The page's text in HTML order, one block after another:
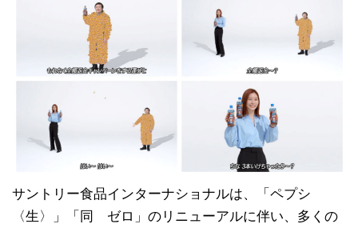
o
o
k
サントリー食品インターナショナルは、「ペプシ
〈生〉」「同 ゼロ」のリニューアルに伴い、多くの